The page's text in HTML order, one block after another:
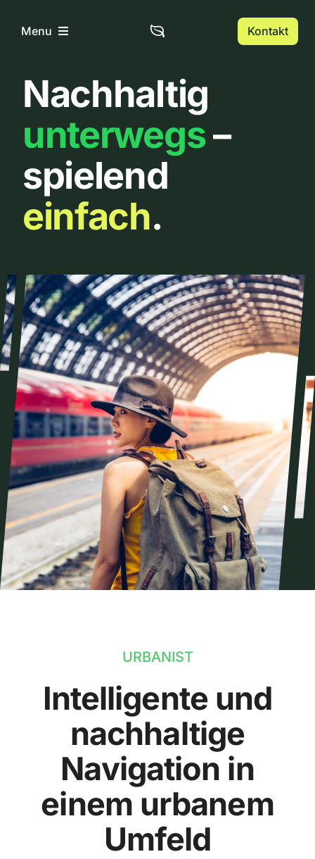
InhaltMenu
Home
Über uns
Urbanlist
Kontakt
Nachhaltig
unterwegs–
spielend
einfach.
URBANIST
Intelligente und
nachhaltige
Navigation in
einem urbanem
Umfeld